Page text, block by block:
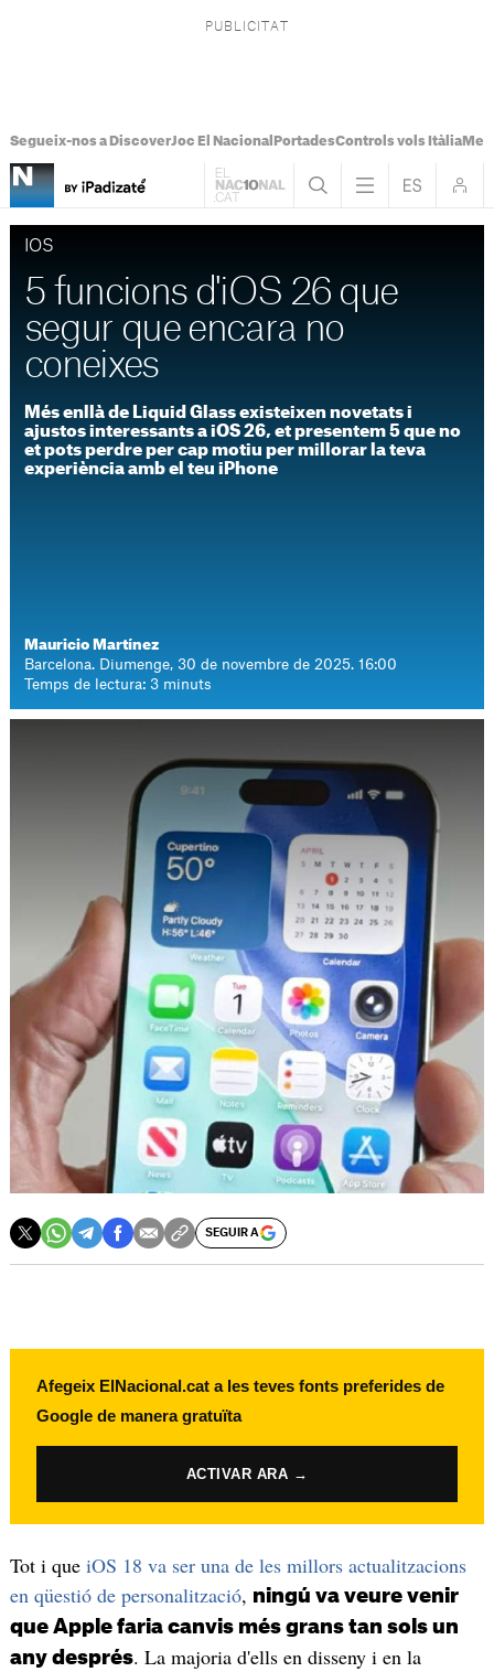
Segueix-nos a DiscoverJoc El Nacional PortadesControls vols Itàlia
IOS
5 funcions d'iOS 26 que
segur que encara no
coneixes
Més enllà de Liquid Glass existeixen novetats i
ajustos interessants a iOS 26, et presentem 5 que no
et pots perdre per cap motiu per millorar la teva
experiència amb el teu iPhone
Mauricio Martínez
Barcelona. Diumenge, 30 de novembre de 2025. 16:00
Temps de lectura: 3 minuts
SEGUIR A
Afegeix ElNacional.cat a les teves fonts preferides de
Google de manera gratuïta
ACTIVAR ARA →
Tot i que iOS 18 va ser una de les millors actualitzacions
en qüestió de personalització, ningú va veure venir
que Apple faria canvis més grans tan sols un
any després. La majoria d'ells en disseny i en la